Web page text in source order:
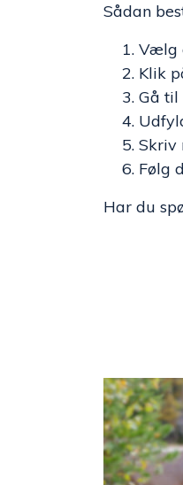
Sådan
Vælg
Klik
Gå til
Skriv
Følg
Har du